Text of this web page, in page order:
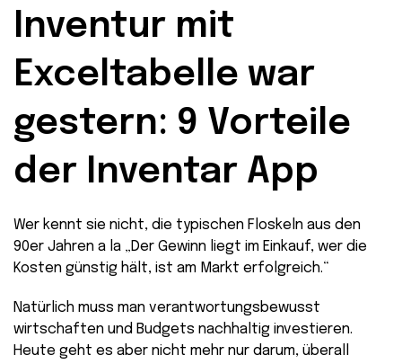
Inventur mit
Exceltabelle war
gestern: 9 Vorteile
der Inventar App
Wer kennt sie nicht, die typischen Floskeln aus den
90er Jahren a la „Der Gewinn liegt im Einkauf, wer die
Kosten günstig hält, ist am Markt erfolgreich.“
Natürlich muss man verantwortungsbewusst
wirtschaften und Budgets nachhaltig investieren.
Heute geht es aber nicht mehr nur darum, überall